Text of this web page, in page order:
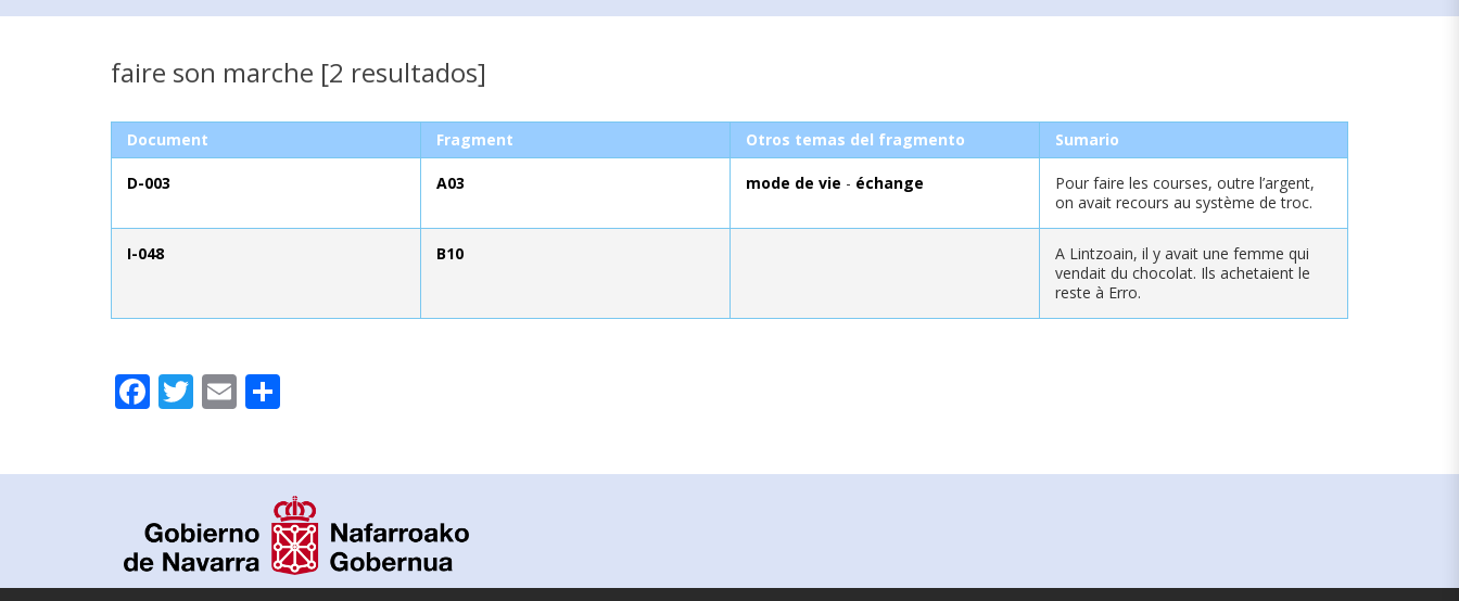
faire son marche [2 resultados]
Document Fragment Otros temas del fragmento Sumario
D-003 A03 mode de vie - échange
Pour faire les courses, outre l’argent,
on avait recours au système de troc.
I-048 B10
A Lintzoain, il y avait une femme qui
vendait du chocolat. Ils achetaient le
reste à Erro.
Facebook
Twitter
Email